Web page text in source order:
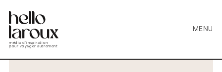
média d’inspiration
pour voyager autrement
MENU